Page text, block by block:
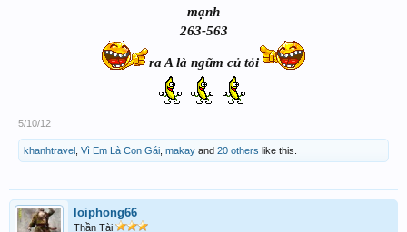
mạnh
263-563
ra A là ngũm củ tỏi
5/10/12
khanhtravel Vì Em Là Con Gái makay and 20 others like this.
loiphong66
Thần Tài